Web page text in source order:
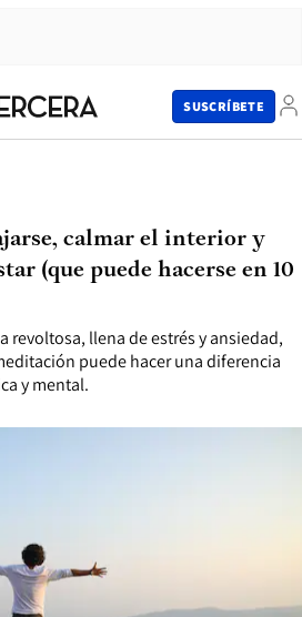
SUSCRÍBETE
revoltosa, llena de estrés y ansiedad,
puede hacer una diferencia
y mental.
calmar el interior y
(que puede hacerse en 10